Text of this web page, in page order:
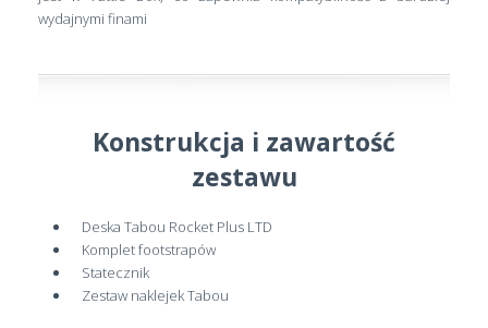
wydajnymi finami
Konstrukcja i zawartość
zestawu
Deska Tabou Rocket Plus LTD
Komplet footstrapów
Statecznik
Zestaw naklejek Tabou